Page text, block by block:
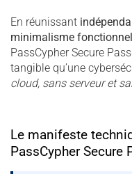
En réunissant
minimalisme fonctionnel
PassCypher Secure
tangible qu’une
cloud, sans serveur et
Le manifeste
PassCypher Secure